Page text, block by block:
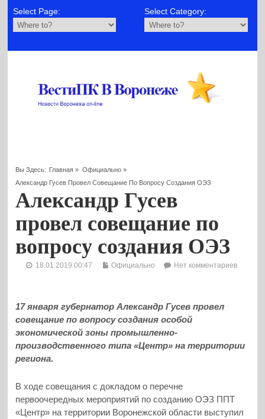
Select Page: Select Category:
Вы Здесь: Главная » Официально»
Александр Гусев Провел Совещание По Вопросу Создания ОЭЗ
Александр Гусев
провел совещание по
вопросу создания ОЭЗ
18.01.2019 00:47 Официально Нет комментариев
17 января губернатор Александр Гусев провел
совещание по вопросу создания особой
экономической зоны промышленно-
производственного типа «Центр» на территории
региона.
В ходе совещания с докладом о перечне
первоочередных мероприятий по созданию ОЭЗ ППТ
«Центр» на территории Воронежской области выступил